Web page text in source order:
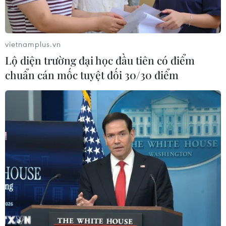
Cần Thơ phát triển đô thị gắn liền với
đặc trưng sông nước
09/08/2026 08:25
Lộ diện trường đại học đầu tiên có
điểm chuẩn cán mốc tuyệt đối 30/30
điểm
Tỉnh Quảng Ninh mở hướng kết nối
mới với chuỗi kinh tế phía Bắc
09/08/2026 08:04
vietnamplus.vn
Lộ diện trường đại học đầu tiên có điểm
chuẩn cán mốc tuyệt đối 30/30 điểm